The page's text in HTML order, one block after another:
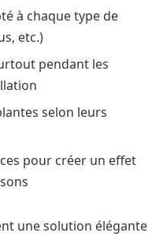
à chaque type de
etc.)
pendant les
selon leurs
pour créer un effet
une solution élégante